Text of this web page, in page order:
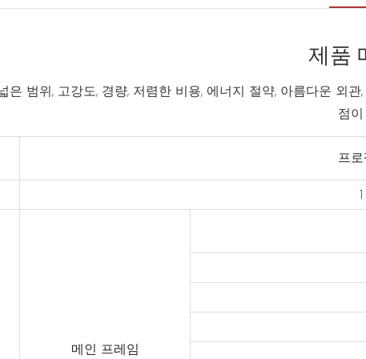
제품
은 범위, 고강도, 경량, 저렴한 비용, 에너지 절약, 아름다운 외
점
프
메인 프레임